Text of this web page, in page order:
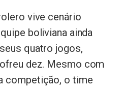
vive cenário
boliviana ainda
quatro jogos,
dez. Mesmo com
competição, o time